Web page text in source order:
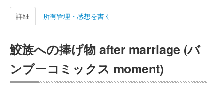
ログイン
購入管理
Myシェルフ
詳細 所有管理・感想を書く
鮫族への捧げ物 after marriage (バ
ンブーコミックス moment)